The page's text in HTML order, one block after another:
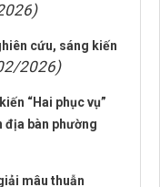
cứu, sáng kiến
2026)
“Hai phục vụ”
địa bàn phường
mâu thuẫn